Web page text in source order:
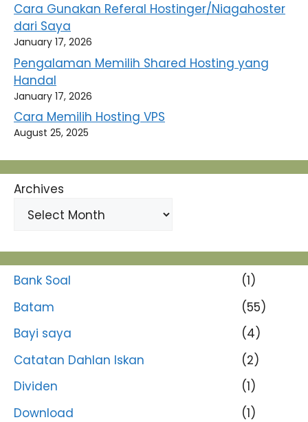
Cara Gunakan Referal Hostinger/Niagahoster
dari Saya
January 17, 2026
Pengalaman Memilih Shared Hosting yang
Handal
January 17, 2026
Cara Memilih Hosting VPS
August 25, 2025
Archives
Bank Soal
(1)
Batam
(55)
Bayi saya
(4)
Catatan Dahlan Iskan
(2)
Dividen
(1)
Download
(1)